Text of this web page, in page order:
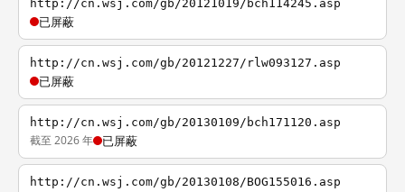
http://cn.wsj.com/gb/20121019/bch114245.asp
已屏蔽
http://cn.wsj.com/gb/20121227/rlw093127.asp
已屏蔽
http://cn.wsj.com/gb/20130109/bch171120.asp
截至 2026 年 已屏蔽
http://cn.wsj.com/gb/20130108/BOG155016.asp